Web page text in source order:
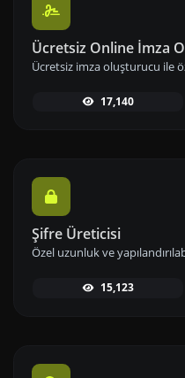
Ücretsiz Online İmza
17,140
Şifre Üreticisi
15,123